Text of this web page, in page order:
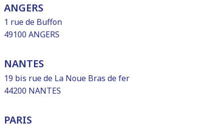
ANGERS
1 rue de Buffon
49100 ANGERS
NANTES
19 bis rue de La Noue Bras de fer
44200 NANTES
PARIS